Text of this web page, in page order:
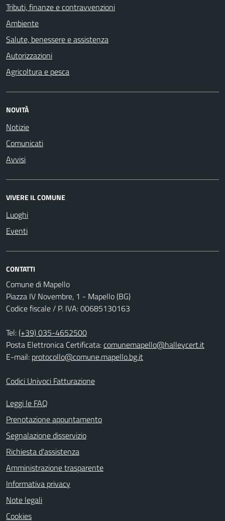
Tributi, finanze e contravvenzioni
Ambiente
Salute, benessere e assistenza
Autorizzazioni
Agricoltura e pesca
NOVITÀ
Notizie
Comunicati
Avvisi
VIVERE IL COMUNE
Luoghi
Eventi
CONTATTI
Comune di Mapello
Piazza IV Novembre, 1 - Mapello (BG)
Codice fiscale / P. IVA: 00685130163
Tel:(+39) 035-4652500
Posta Elettronica Certificata:comunemapello@halleycert.it
E-mail: protocollo@comune.mapello.bg.it
Codici Univoci Fatturazione
Leggi le FAQ
Prenotazione appuntamento
Segnalazione disservizio
Richiesta d'assistenza
Amministrazione trasparente
Informativa privacy
Note legali
Cookies